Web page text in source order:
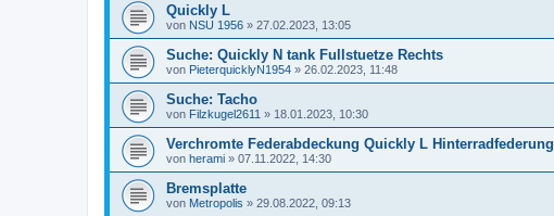
Quickly L
von NSU 1956 » 27.02.2023, 13:05
Suche: Quickly N tank Fullstuetze Rechts
von PieterquicklyN1954 » 26.02.2023, 11:48
Suche: Tacho
von Filzkugel2611 » 18.01.2023, 10:30
Verchromte Federabdeckung Quickly L Hinterradfederung
von herami » 07.11.2022, 14:30
Bremsplatte
von Metropolis » 29.08.2022, 09:13